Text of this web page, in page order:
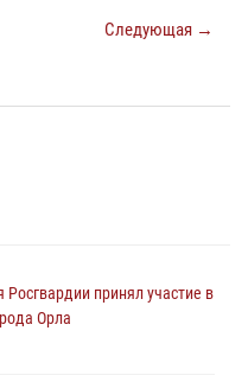
Следующая →
принял участие в
Орла